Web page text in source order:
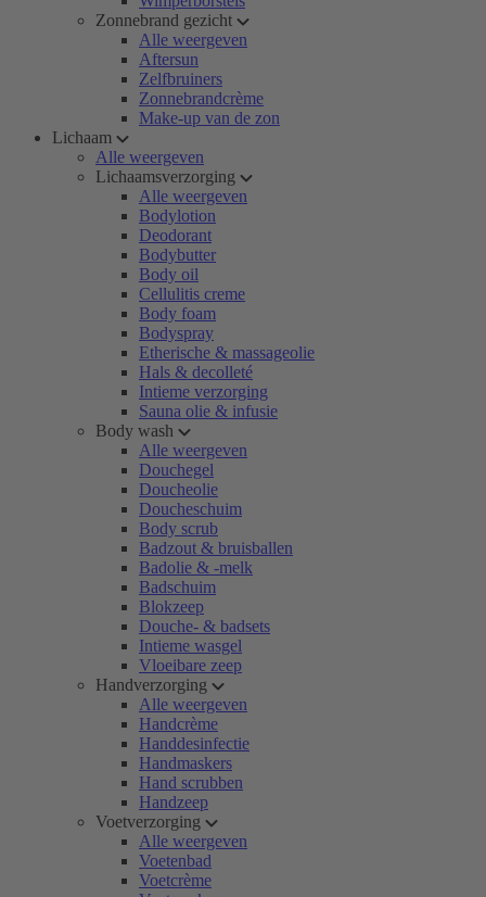
Zonnebrand gezicht
Alle weergeven
Aftersun
Zelfbruiners
Zonnebrandcrème
Make-up van de zon
Lichaam
Alle weergeven
Lichaamsverzorging
Alle weergeven
Bodylotion
Deodorant
Bodybutter
Body oil
Cellulitis creme
Body foam
Bodyspray
Etherische & massageolie
Hals & decolleté
Intieme verzorging
Sauna olie & infusie
Body wash
Alle weergeven
Douchegel
Doucheolie
Doucheschuim
Body scrub
Badzout & bruisballen
Badolie & -melk
Badschuim
Blokzeep
Douche- & badsets
Intieme wasgel
Vloeibare zeep
Handverzorging
Alle weergeven
Handcrème
Handdesinfectie
Handmaskers
Hand scrubben
Handzeep
Voetverzorging
Alle weergeven
Voetenbad
Voetcrème